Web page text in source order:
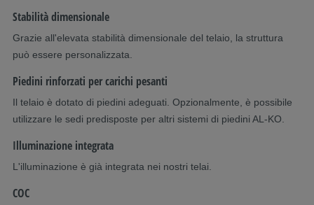
Stabilità dimensionale
Grazie all'elevata stabilità dimensionale del telaio, la struttura
può essere personalizzata.
Piedini rinforzati per carichi pesanti
Il telaio è dotato di piedini adeguati. Opzionalmente, è possibile
utilizzare le sedi predisposte per altri sistemi di piedini AL-KO.
Illuminazione integrata
L'illuminazione è già integrata nei nostri telai.
COC